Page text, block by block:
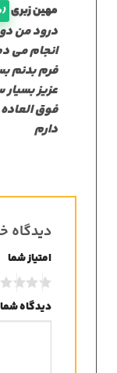
نمره5از
مهین زبری
درود من
انجام می
فرم بدنم
عزیز
فوق
دارم
دیدگاه
امتیاز شما
دیدگاه شما